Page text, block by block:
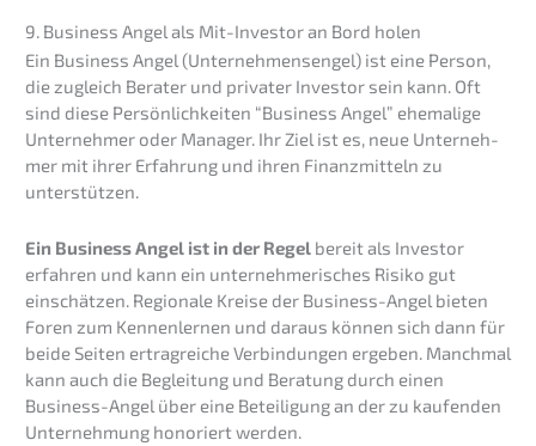
9. Business Angel als Mit-Inves­tor an Bord holen
Ein Business Angel (Unter­neh­mensen­gel) ist eine Person,
die zugleich Berater und priva­ter Inves­tor sein kann. Oft
sind diese Persön­lich­kei­ten “Business Angel” ehema­li­ge
Unter­neh­mer oder Manager. Ihr Ziel ist es, neue Unter­neh­
mer mit ihrer Erfah­rung und ihren Finanz­mit­teln zu
unterstützen.
Ein Business Angel ist in der Regel bereit als Inves­tor
erfah­ren und kann ein unter­neh­me­ri­sches Risiko gut
einschät­zen. Regio­na­le Kreise der Business-Angel bieten
Foren zum Kennen­ler­nen und daraus können sich dann für
beide Seiten ertrag­rei­che Verbin­dun­gen ergeben. Manch­mal
kann auch die Beglei­tung und Beratung durch einen
Business-Angel über eine Betei­li­gung an der zu kaufen­den
Unter­neh­mung honoriert werden.